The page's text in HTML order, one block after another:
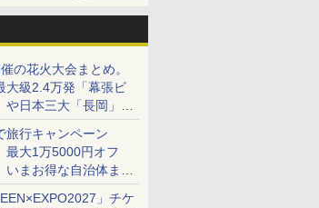
の花火大会まとめ。
大級2.4万発「幕張ビ
や日本三大「長岡」な
イベント目白押し！
旅行キャンペーン
最大1万5000円オフ
まお得な自治体まと
」チケ